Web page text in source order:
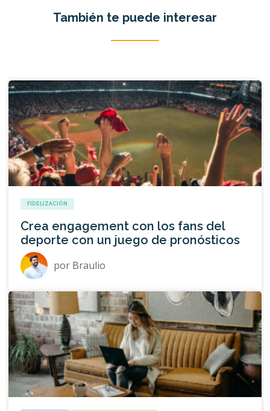
También te puede interesar
FIDELIZACIÓN
Crea engagement con los fans del
deporte con un juego de pronósticos
por Braulio